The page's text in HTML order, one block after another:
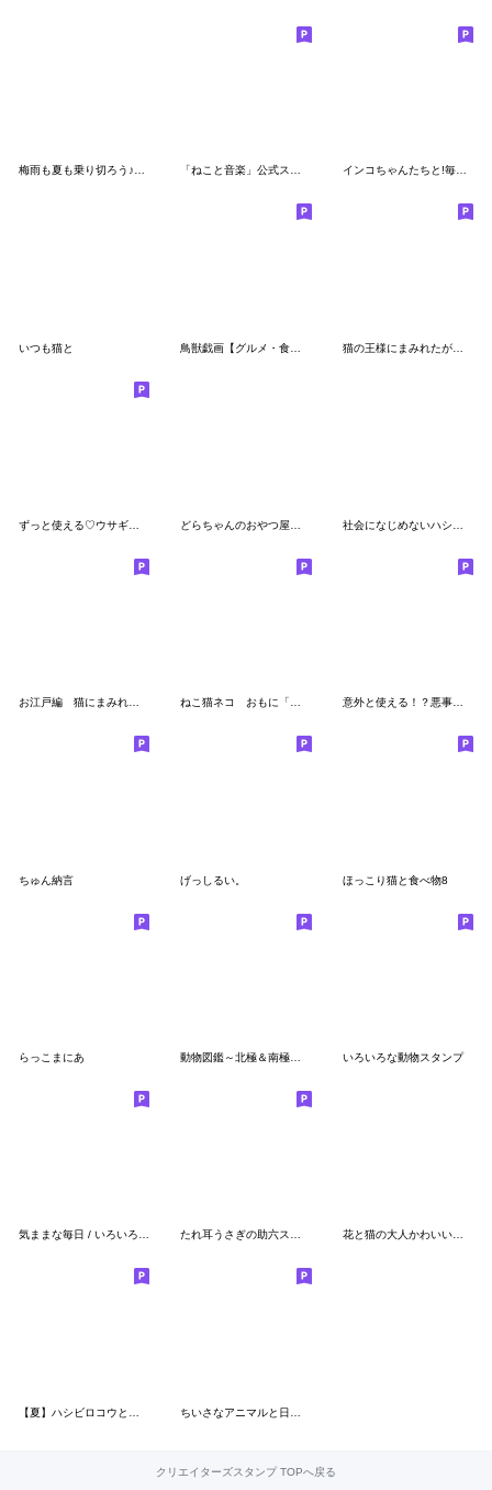
梅雨も夏も乗り切ろう♪カワウソさん 「ねこと音楽」公式スタンプ インコちゃんたちと!毎日猫ちゃんたち
いつも猫と 猫の王様にまみれたがりのBIGスタンプ
お江戸編 猫にまみれたがりのスタンプ ねこ猫ネコ おもに「お祝い」と「お礼」 意外と使える！？悪事回避用猫スタンプ！！
ちゅん納言 げっしるい。 ほっこり猫と食べ物8
らっこまにあ いろいろな動物スタンプ
気ままな毎日 / いろいろな動物 たれ耳うさぎの助六スタンプ 3rd！ 花と猫の大人かわいい毎日スタンプ
クリエイターズスタンプ TOPへ戻る